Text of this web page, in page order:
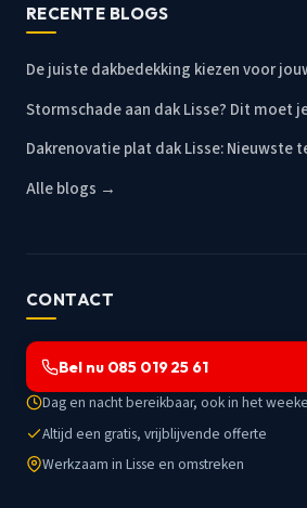
RECENTE BLOGS
De juiste dakbedekking kiezen voor
Stormschade aan dak Lisse? Dit moet
Dakrenovatie plat dak Lisse: Nieuwste
Alle blogs →
CONTACT
Bel nu 085 019 25 61
Dag en nacht bereikbaar, ook in het
Altijd een gratis, vrijblijvende offerte
Werkzaam in Lisse en omstreken